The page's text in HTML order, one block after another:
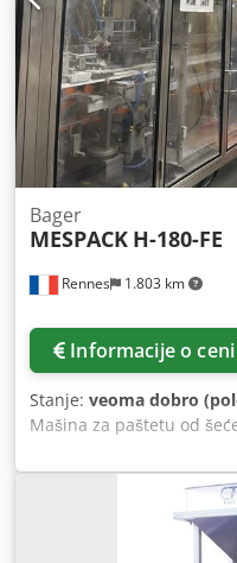
Rennes 1.803 km
Bager
MESPACK H-180-FE
Informacije o ceni
Stanje: veoma dobro
Mašina za paštetu od
FE Godina 2008 2-
2. raspršivač koji puni
u minuti. OTOR
Kapacitet: 5 kartona od
Dkjdpfx Amotn Raro Ssr